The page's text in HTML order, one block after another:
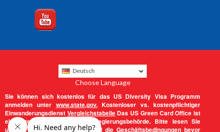
Deutsch
Choose Language
Sie können sich kostenlos für das US Diversity Visa Programm
anmelden unter www.state.gov.Kostenloser vs. kostenpflichtiger
Einwanderungsdienst VergleichstabelleDas US Green Card Office ist
ein Unternehmen und keine Regierungsbehörde. Bitte lesen Sie
unsereLechtlichen Hinweiseund die Geschäftsbedingungenbevor